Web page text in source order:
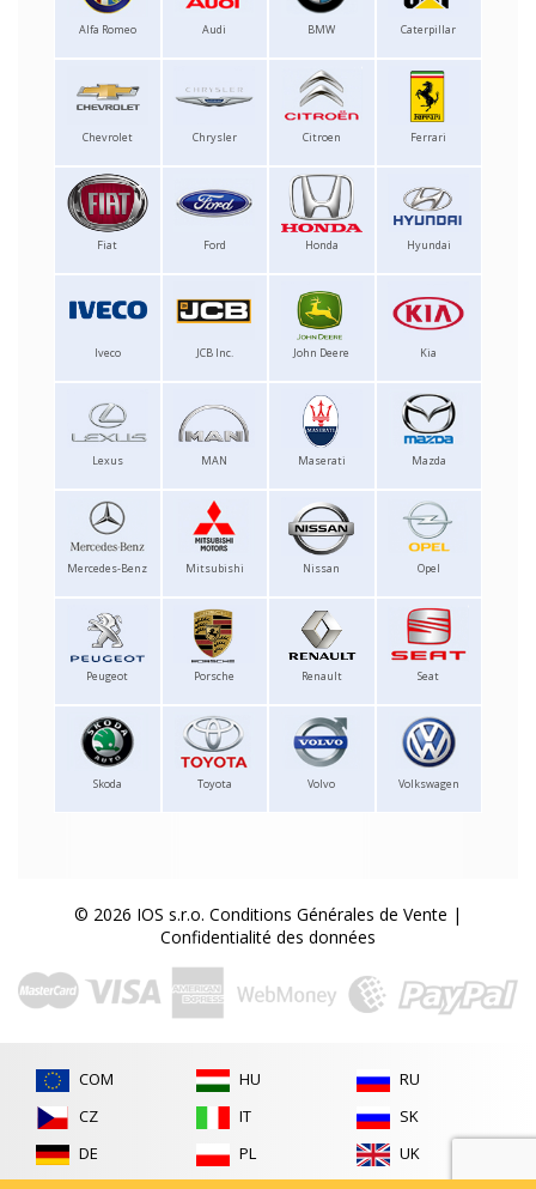
Alfa Romeo Audi BMW Caterpillar
Chevrolet Chrysler Citroen Ferrari
Fiat Ford Honda Hyundai
Iveco JCB Inc. John Deere Kia
Lexus MAN Maserati Mazda
Mercedes-Benz Mitsubishi Nissan Opel
Peugeot Porsche Renault Seat
Skoda Toyota Volvo Volkswagen
© 2026 IOS s.r.o. Conditions Générales de Vente |
Confidentialité des données
COM
CZ
DE
HU
IT
PL
RU
SK
UK